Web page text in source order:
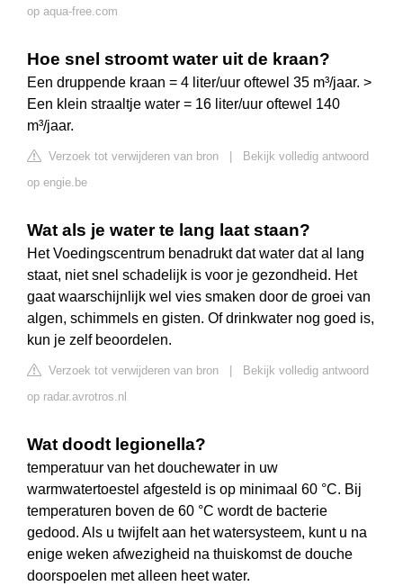
op aqua-free.com
Hoe snel stroomt water uit de kraan?
Een druppende kraan = 4 liter/uur oftewel 35 m³/jaar. >
Een klein straaltje water = 16 liter/uur oftewel 140
m³/jaar.
Verzoek tot verwijderen van bron
Bekijk volledig antwoord
op engie.be
Wat als je water te lang laat staan?
Het Voedingscentrum benadrukt dat water dat al lang
staat, niet snel schadelijk is voor je gezondheid. Het
gaat waarschijnlijk wel vies smaken door de groei van
algen, schimmels en gisten. Of drinkwater nog goed is,
kun je zelf beoordelen.
Verzoek tot verwijderen van bron
Bekijk volledig antwoord
op radar.avrotros.nl
Wat doodt legionella?
temperatuur van het douchewater in uw
warmwatertoestel afgesteld is op minimaal 60 °C. Bij
temperaturen boven de 60 °C wordt de bacterie
gedood. Als u twijfelt aan het watersysteem, kunt u na
enige weken afwezigheid na thuiskomst de douche
doorspoelen met alleen heet water.